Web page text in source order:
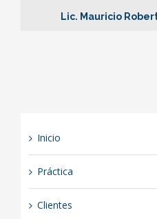
Lic. Mauricio
Inicio
Práctica
Clientes